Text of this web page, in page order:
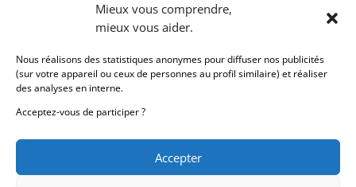
Mieux vous comprendre,
mieux vous aider.
Nous réalisons des statistiques anonymes pour diffuser nos publicités
(sur votre appareil ou ceux de personnes au profil similaire) et réaliser
des analyses en interne.
Acceptez-vous de participer ?
Accepter
Coordonnées